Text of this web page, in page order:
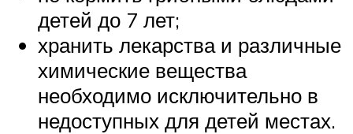
детей до 7 лет;
хранить лекарства и различные
химические вещества
необходимо исключительно в
недоступных для детей местах.